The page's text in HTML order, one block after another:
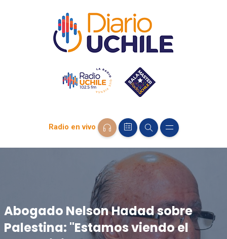
Radio en vivo
Abogado Nelson Hadad sobre
Palestina: "Estamos viendo el